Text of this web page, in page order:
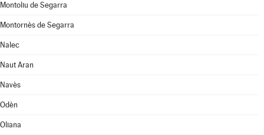
Montoliu de Segarra
Montornès de Segarra
Nalec
Naut Aran
Navès
Odèn
Oliana